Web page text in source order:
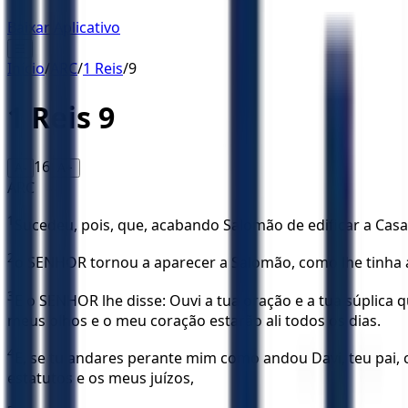
Baixar Aplicativo
Início/ ARC/1 Reis/9
1 Reis 9
16 A+
ARC
1 Sucedeu, pois, que, acabando Salomão de edificar a
2 o SENHOR tornou a aparecer a Salomão, como lhe
3
E o SENHOR lhe disse: Ouvi a tua oração e a tua
meus olhos e o meu coração estarão ali todos os dias.
4
E, se tu andares perante mim como andou Davi, teu
estatutos e os meus juízos,